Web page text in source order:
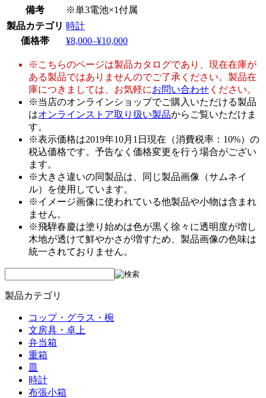
備考
※単3電池×1付属
製品カテゴリ 時計
価格帯
¥8,000–¥10,000
※こちらのページは製品カタログであり、現在在庫が
ある製品ではありませんのでご了承ください。製品在
庫につきましては、お気軽にお問い合わせ ください。
※当店のオンラインショップでご購入いただける製品
はオンラインストア取り扱い製品からご覧いただけま
す。
※表示価格は2019年10月1日現在（消費税率：10%）の
税込価格です。予告なく価格変更を行う場合がござい
ます。
※大きさ違いの同製品は、同じ製品画像（サムネイ
ル）を使用しています。
※イメージ画像に使われている他製品や小物は含まれ
ません。
※飛騨春慶は塗り始めは色が黒く徐々に透明度が増し
木地が透けて鮮やかさが増すため、製品画像の色味は
統一されておりません。
製品カテゴリ
コップ・グラス・椀
文房具・卓上
弁当箱
重箱
皿
時計
布張小箱